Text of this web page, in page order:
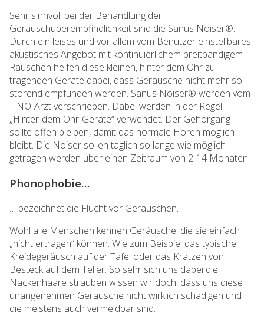
Sehr sinnvoll bei der Behandlung der
Geräuschüberempfindlichkeit sind die Sanus Noiser®.
Durch ein leises und vor allem vom Benutzer einstellbares
akustisches Angebot mit kontinuierlichem breitbandigem
Rauschen helfen diese kleinen, hinter dem Ohr zu
tragenden Geräte dabei, dass Geräusche nicht mehr so
störend empfunden werden. Sanus Noiser® werden vom
HNO-Arzt verschrieben. Dabei werden in der Regel
„Hinter-dem-Ohr-Geräte“ verwendet. Der Gehörgang
sollte offen bleiben, damit das normale Hören möglich
bleibt. Die Noiser sollen täglich so lange wie möglich
getragen werden über einen Zeitraum von 2-14 Monaten.
Phonophobie…
… bezeichnet die Flucht vor Geräuschen.
Wohl alle Menschen kennen Geräusche, die sie einfach
„nicht ertragen“ können. Wie zum Beispiel das typische
Kreidegeräusch auf der Tafel oder das Kratzen von
Besteck auf dem Teller. So sehr sich uns dabei die
Nackenhaare sträuben wissen wir doch, dass uns diese
unangenehmen Geräusche nicht wirklich schädigen und
die meistens auch vermeidbar sind.